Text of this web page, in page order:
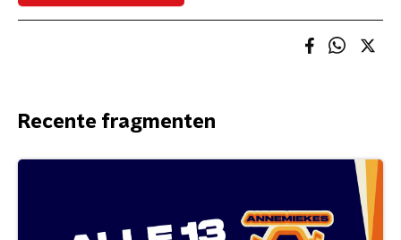
Recente fragmenten